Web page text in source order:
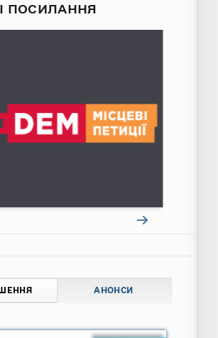
ПОСИЛАННЯ
АНОНСИ